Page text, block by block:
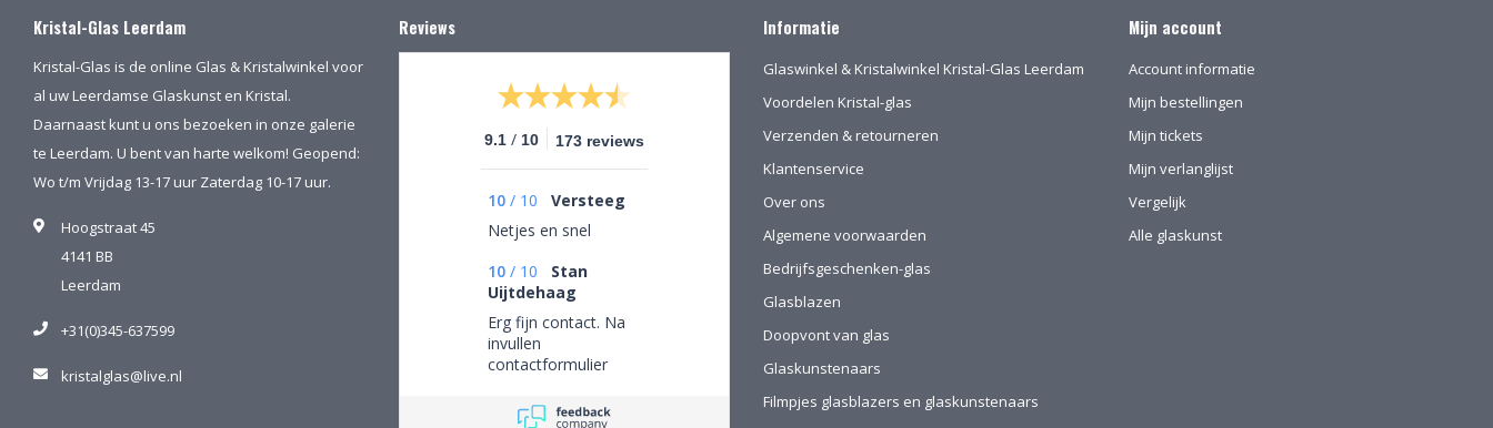
Kristal-Glas Leerdam
Kristal-Glas is de online Glas & Kristalwinkel voor
al uw Leerdamse Glaskunst en Kristal.
Daarnaast kunt u ons bezoeken in onze galerie
te Leerdam. U bent van harte welkom! Geopend:
Wo t/m Vrijdag 13-17 uur Zaterdag 10-17 uur.
Hoogstraat 45
4141 BB
Leerdam
+31(0)345-637599
kristalglas@live.nl
Reviews
9.1 / 10 173 reviews
10 / 10
Versteeg
Netjes en snel
10 / 10
Stan
Uijtdehaag
Erg fijn contact. Na
invullen
contactformulier
persoonlijke wensen
Informatie
Glaswinkel & Kristalwinkel Kristal-Glas Leerdam
Voordelen Kristal-glas
Verzenden & retourneren
Klantenservice
Over ons
Algemene voorwaarden
Bedrijfsgeschenken-glas
Glasblazen
Doopvont van glas
Glaskunstenaars
Filmpjes glasblazers en glaskunstenaars
Mijn account
Account informatie
Mijn bestellingen
Mijn tickets
Mijn verlanglijst
Vergelijk
Alle glaskunst